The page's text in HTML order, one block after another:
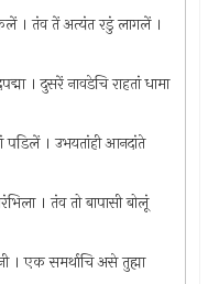
। तंव तें अत्यंत रडुं लागलें ।
। दुसरें नावडेचि राहतां धामा
पडिलें । उभयतांही आनदांते
। तंव तो बापासी बोलूं
एक समर्थाचि असे तुह्मा